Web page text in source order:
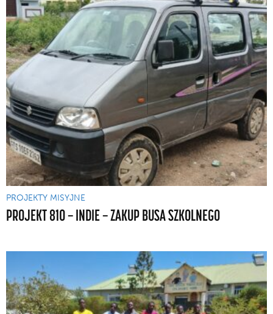
PROJEKTY MISYJNE
PROJEKT 810 — INDIE — ZAKUP BUSA SZKOLNEGO